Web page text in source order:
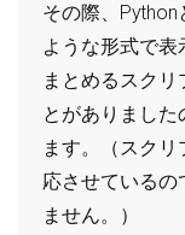
その際、Python
ような形式で
まとめるスク
とがありまし
ます。（スク
応させている
ません。）